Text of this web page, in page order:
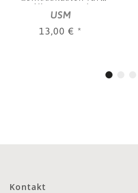
Klappen und
Ausziehtüren
USM
13,00 € *
Kontakt